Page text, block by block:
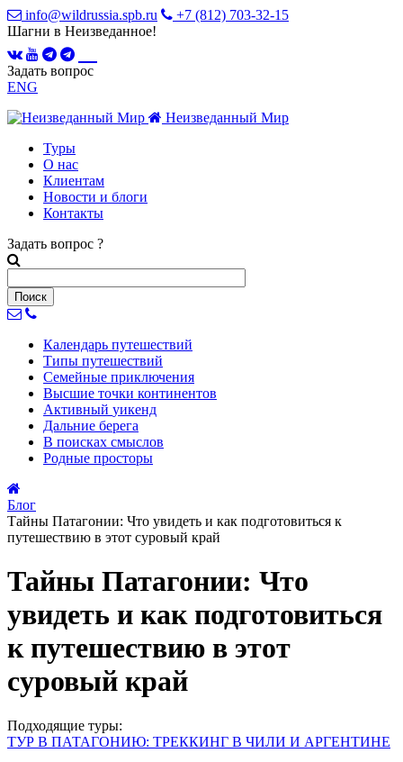
info@wildrussia.spb.ru
+7 (812) 703-32-15
Шагни в Неизведанное!
Задать вопрос
ENG
Неизведанный Мир
Туры
О нас
Клиентам
Новости и блоги
Контакты
Задать вопрос ?
Календарь путешествий
Типы путешествий
Семейные приключения
Высшие точки континентов
Активный уикенд
Дальние берега
В поисках смыслов
Родные просторы
Блог
Тайны Патагонии: Что увидеть и как подготовиться к
путешествию в этот суровый край
Тайны Патагонии: Что
увидеть и как подготовиться
к путешествию в этот
суровый край
Подходящие туры:
ТУР В ПАТАГОНИЮ: ТРЕККИНГ В ЧИЛИ И АРГЕНТИНЕ